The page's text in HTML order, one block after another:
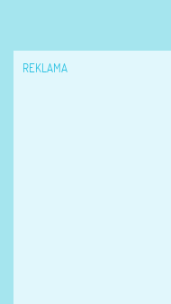
REKLAMA